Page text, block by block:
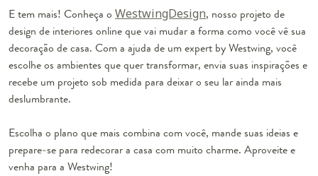
E tem mais! Conheça o WestwingDesign, nosso projeto de
design de interiores online que vai mudar a forma como você vê sua
decoração de casa. Com a ajuda de um expert by Westwing, você
escolhe os ambientes que quer transformar, envia suas inspirações e
recebe um projeto sob medida para deixar o seu lar ainda mais
deslumbrante.
Escolha o plano que mais combina com você, mande suas ideias e
prepare-se para redecorar a casa com muito charme. Aproveite e
venha para a Westwing!